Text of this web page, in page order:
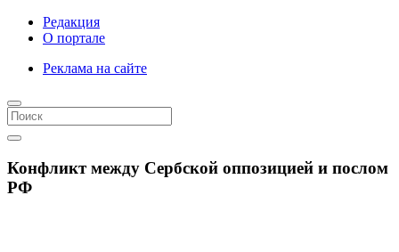
Редакция
О портале
Реклама на сайте
Конфликт между Сербской оппозицией и послом
РФ